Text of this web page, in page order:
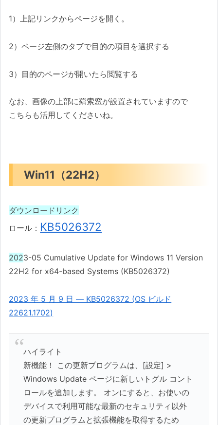
1）上記リンクからページを開く。
2）ページ左側のタブで目的の項目を選択する
3）目的のページが開いたら閲覧する
なお、画像の上部に羂索窓が設置されていますので
こちらも活用してくださいね。
Win11（22H2）
ダウンロードリンク
ロール： KB5026372
2023-05 Cumulative Update for Windows 11 Version
22H2 for x64-based Systems (KB5026372)
2023 年 5 月 9 日 — KB5026372 (OS ビルド
22621.1702)
ハイライト
新機能！ この更新プログラムは、[設定] >
Windows Update ページに新しいトグル コント
ロールを追加します。 オンにすると、お使いの
デバイスで利用可能な最新のセキュリティ以外
の更新プログラムと拡張機能を取得するため